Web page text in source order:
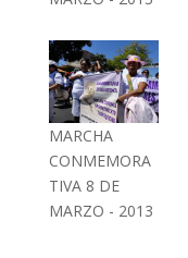
MARCHA
CONMEMORA
TIVA 8 DE
MARZO - 2013